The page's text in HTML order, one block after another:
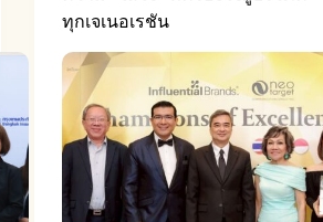
ทุกเจเนอเรชัน